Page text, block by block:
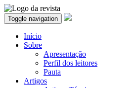
Toggle navigation
Início
Sobre
Apresentação
Perfil dos leitores
Pauta
Artigos